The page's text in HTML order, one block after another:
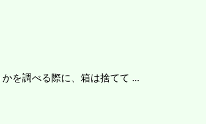
を調べる際に、箱は捨てて ...